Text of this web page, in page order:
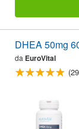
DHEA 50mg
da EuroVital